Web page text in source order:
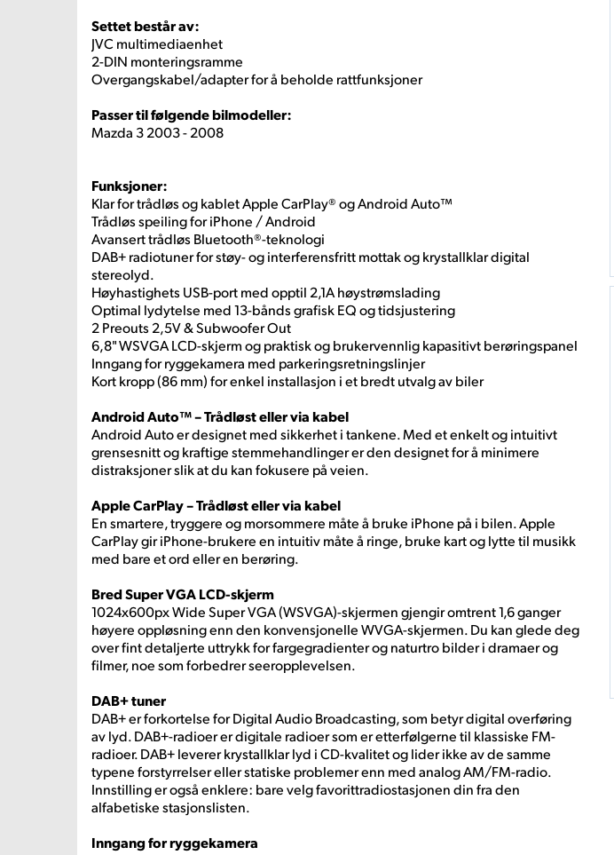
Settet består av:
JVC multimediaenhet
2-DIN monteringsramme
Overgangskabel/adapter for å beholde rattfunksjoner
Passer til følgende bilmodeller:
Mazda 3 2003 - 2008
Funksjoner:
Klar for trådløs og kablet Apple CarPlay® og Android Auto™
Trådløs speiling for iPhone / Android
Avansert trådløs Bluetooth®-teknologi
DAB+ radiotuner for støy- og interferensfritt mottak og krystallklar digital
stereolyd.
Høyhastighets USB-port med opptil 2,1A høystrømslading
Optimal lydytelse med 13-bånds grafisk EQ og tidsjustering
2 Preouts 2,5V & Subwoofer Out
6,8" WSVGA LCD-skjerm og praktisk og brukervennlig kapasitivt berøringspanel
Inngang for ryggekamera med parkeringsretningslinjer
Kort kropp (86 mm) for enkel installasjon i et bredt utvalg av biler
Android Auto™ – Trådløst eller via kabel
Android Auto er designet med sikkerhet i tankene. Med et enkelt og intuitivt
grensesnitt og kraftige stemmehandlinger er den designet for å minimere
distraksjoner slik at du kan fokusere på veien.
Apple CarPlay – Trådløst eller via kabel
En smartere, tryggere og morsommere måte å bruke iPhone på i bilen. Apple
CarPlay gir iPhone-brukere en intuitiv måte å ringe, bruke kart og lytte til musikk
med bare et ord eller en berøring.
Bred Super VGA LCD-skjerm
1024x600px Wide Super VGA (WSVGA)-skjermen gjengir omtrent 1,6 ganger
høyere oppløsning enn den konvensjonelle WVGA-skjermen. Du kan glede deg
over fint detaljerte uttrykk for fargegradienter og naturtro bilder i dramaer og
filmer, noe som forbedrer seeropplevelsen.
DAB+ tuner
DAB+ er forkortelse for Digital Audio Broadcasting, som betyr digital overføring
av lyd. DAB+-radioer er digitale radioer som er etterfølgerne til klassiske FM-
radioer. DAB+ leverer krystallklar lyd i CD-kvalitet og lider ikke av de samme
typene forstyrrelser eller statiske problemer enn med analog AM/FM-radio.
Innstilling er også enklere: bare velg favorittradiostasjonen din fra den
alfabetiske stasjonslisten.
Inngang for ryggekamera